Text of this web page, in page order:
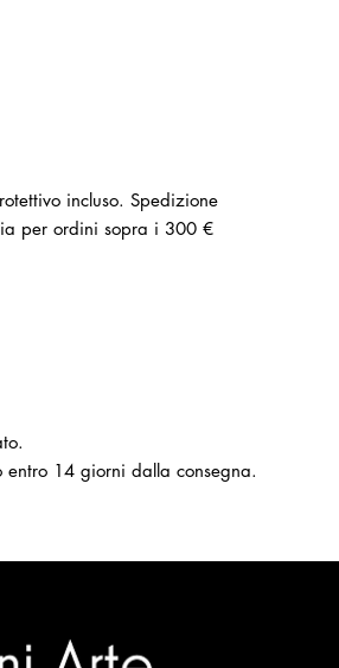
incluso. Spedizione
per ordini sopra i 300 €
entro 14 giorni dalla consegna.